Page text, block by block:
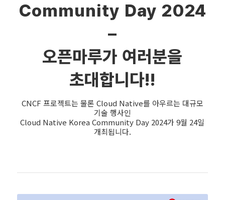
Community Day 2024
–
오픈마루가 여러분을
초대합니다!!
CNCF 프로젝트는 물론 Cloud Native를 아우르는 대규모
기술 행사인
Cloud Native Korea Community Day 2024가 9월 24일
개최됩니다.